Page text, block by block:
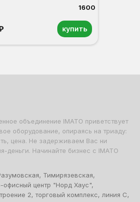
1600
купить
объединение IMATO приветствует
оборудование, опираясь на триаду:
цена. Не задерживаем Вас ни
деньги. Начинайте бизнес с IMATO
Тимирязевская,
офисный центр "Норд Хаус",
2, торговый комплекс, линия С,